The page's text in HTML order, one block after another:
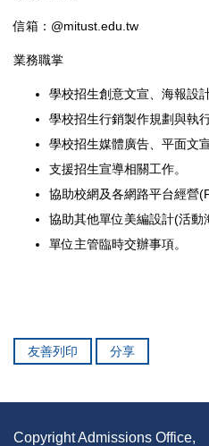
信箱：@mitust.edu.tw
業務職掌
學校招生創意文宣、海報設
學校招生行銷製作規劃與執行
學校招生媒體廣告、平面文
支援招生宣導相關工作。
協助校網及各網路平台經營
協助其他單位美編設計(活動
單位主管臨時交辦事項。
友善列印 分享
Copyright Admissions Office,